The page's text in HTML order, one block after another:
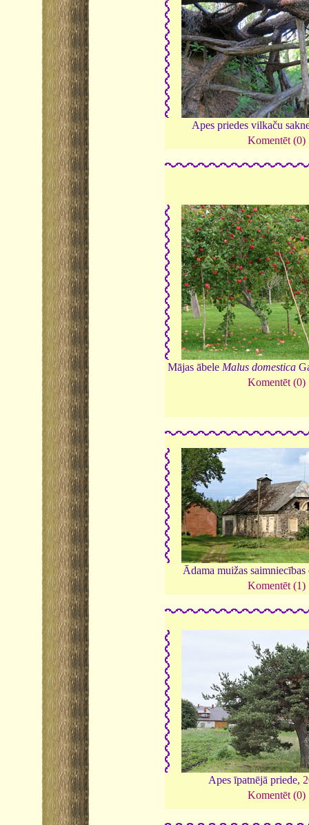
Apes priedes vilkaču
Komentēt (0)
Mājas ābele Malus domestica
Komentēt (0)
Ādama muižas
Komentēt (1)
Apes īpatnējā priede,
Komentēt (0)